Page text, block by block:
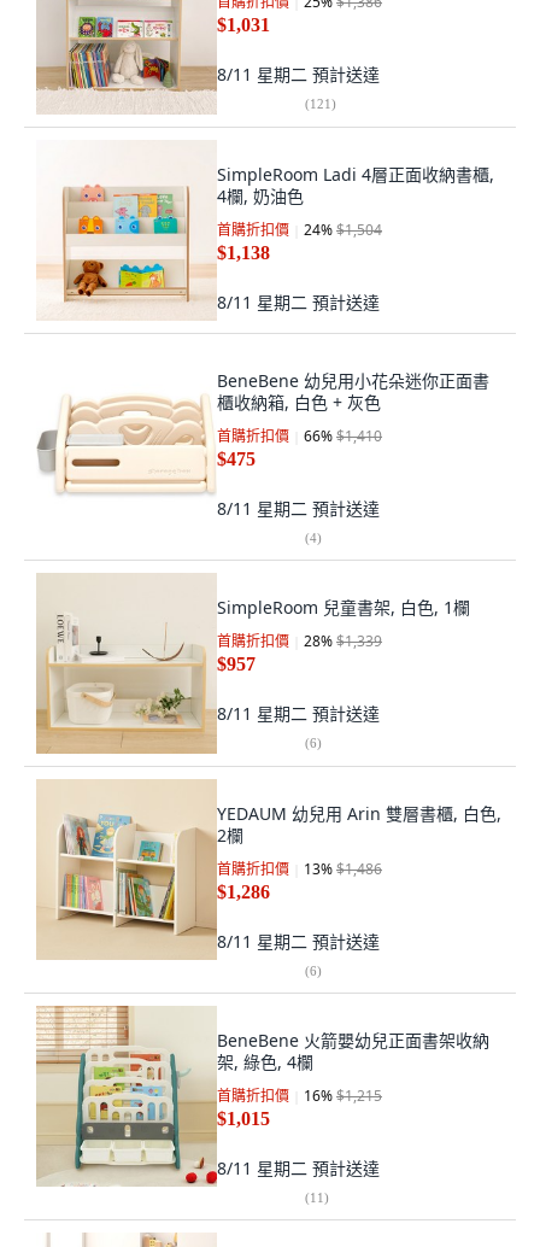
$1,031
8/11 星期二 預計送達
(121)
SimpleRoom Ladi 4層正面收納書櫃,
4欄, 奶油色
首購折扣價 24%$1,504
$1,138
8/11 星期二 預計送達
BeneBene 幼兒用小花朵迷你正面書
櫃收納箱, 白色 + 灰色
首購折扣價 66%$1,410
$475
8/11 星期二 預計送達
(4)
SimpleRoom 兒童書架, 白色, 1欄
首購折扣價 28%$1,339
$957
8/11 星期二 預計送達
(6)
YEDAUM 幼兒用 Arin 雙層書櫃, 白色,
2欄
首購折扣價 13%$1,486
$1,286
8/11 星期二 預計送達
(6)
BeneBene 火箭嬰幼兒正面書架收納
架, 綠色, 4欄
首購折扣價 16%$1,215
$1,015
8/11 星期二 預計送達
(11)